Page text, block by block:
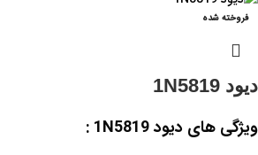
فروخته شده
دیود 1N5819
ویژگی های دیود 1N5819 :